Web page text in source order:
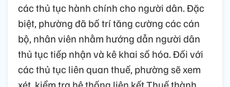
các thủ tục hành chính cho người dân. Đặc
biệt, phường đã bố trí tăng cường các cán
bộ, nhân viên nhằm hướng dẫn người dân
thủ tục tiếp nhận và kê khai số hóa. Đối với
các thủ tục liên quan thuế, phường sẽ xem
xét, kiểm tra hệ thống liên kết Thuế thành